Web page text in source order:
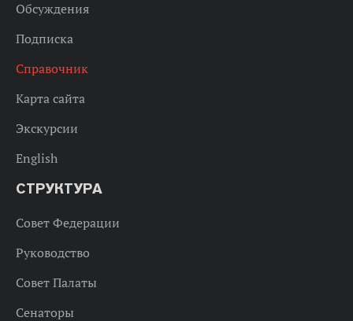
Обсуждения
Подписка
Справочник
Карта сайта
Экскурсии
English
СТРУКТУРА
Совет Федерации
Руководство
Совет Палаты
Сенаторы